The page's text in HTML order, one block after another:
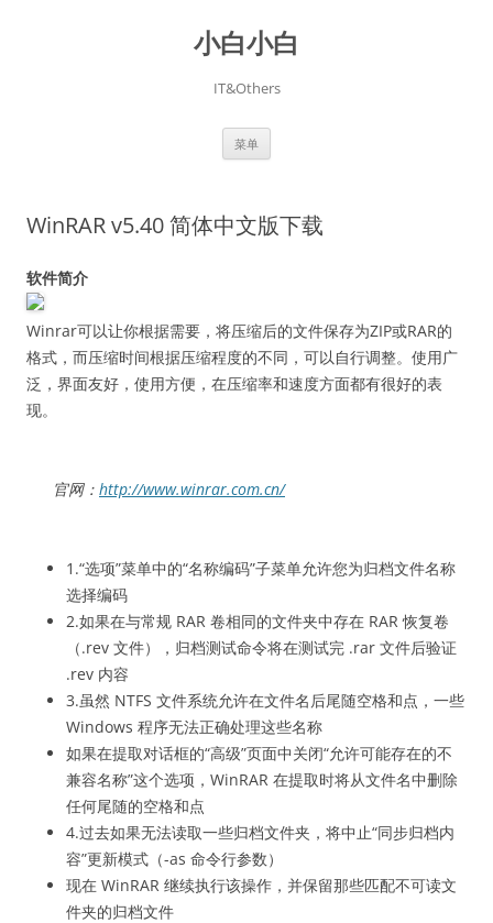
小白小白
IT&Others
菜单
WinRAR v5.40 简体中文版下载
软件简介
Winrar可以让你根据需要，将压缩后的文件保存为ZIP或RAR的
格式，而压缩时间根据压缩程度的不同，可以自行调整。使用广
泛，界面友好，使用方便，在压缩率和速度方面都有很好的表
现。
官网： http://www.winrar.com.cn/
1.“选项”菜单中的“名称编码”子菜单允许您为归档文件名称
选择编码
2.如果在与常规 RAR 卷相同的文件夹中存在 RAR 恢复卷
（.rev 文件），归档测试命令将在测试完 .rar 文件后验证
.rev 内容
3.虽然 NTFS 文件系统允许在文件名后尾随空格和点，一些
Windows 程序无法正确处理这些名称
如果在提取对话框的“高级”页面中关闭“允许可能存在的不
兼容名称”这个选项，WinRAR 在提取时将从文件名中删除
任何尾随的空格和点
4.过去如果无法读取一些归档文件夹，将中止“同步归档内
容”更新模式（-as 命令行参数）
现在 WinRAR 继续执行该操作，并保留那些匹配不可读文
件夹的归档文件